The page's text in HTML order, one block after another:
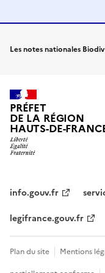
Les notes nationales
PRÉFET
DE LA RÉGION
HAUTS-DE-
info.gouv.fr
legifrance.gouv.fr
Plan du site Mentions